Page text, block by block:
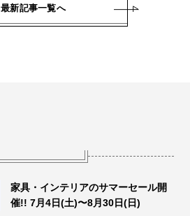
最新記事一覧へ
家具・インテリアのサマーセール開
催!! 7月4日(土)〜8月30日(日)